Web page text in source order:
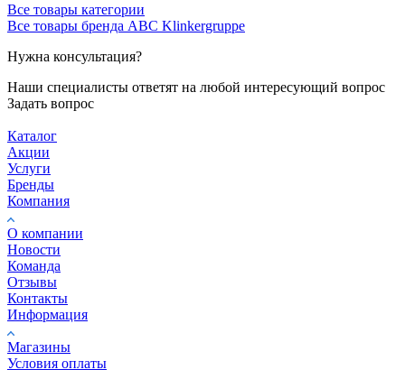
Все товары категории
Все товары бренда ABC Klinkergruppe
Нужна консультация?
Наши специалисты ответят на любой интересующий вопрос
Задать вопрос
Каталог
Акции
Услуги
Бренды
Компания
О компании
Новости
Команда
Отзывы
Контакты
Информация
Магазины
Условия оплаты